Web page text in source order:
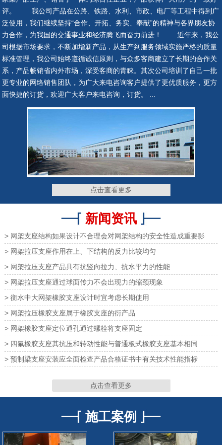
连廊支座 连廊支座
隔震支座 抗震支座
网架钢铰支座 网架钢铰支座
网架钢铰支座 网架钢铰支座
网架钢铰支座 网架钢铰支座
网架橡胶支座 网架橡胶支座
网架支座 网架支座
评。 我公司产品在公路、铁路、水利、市政、电厂等工程中得到广
泛使用，我们继续坚持“合作、开拓、务实、奉献”的精神与各界朋友协
力合作，为我国的交通事业和经济腾飞而奋力前进！ 近年来，我公
司根据市场要求，不断加增新产品，从生产到服务领域实施严格的质量
标准管理，我公司始终遵循诚信原则，与众多客商建立了长期的合作关
系，产品畅销省内外市场，深受客商的青睐。其次公司培训了自己一批
更专业的网络销售团队，为广大来电咨询客户提供了更优质服务，更方
面快捷的订货，欢迎广大客户来电咨询，订货。 ...
点击查看更多
新闻资讯
> 网架支座结构如果设计不合理会对网架结构的安全性造成重要影
> 网架拉压支座作用在上、下结构的反力比较均匀
> 网架拉压支座产品具有抗竖向拉力、抗水平力的性能
> 网架拉压支座通过球面传力不会出现力的缩颈现象
> 衡水中大网架橡胶支座设计时宜考虑长期使用
> 网架拉压橡胶支座属于橡胶支座的衍产品
> 网架橡胶支座定位通孔通过螺栓将支座固定
> 四氟橡胶支座其抗压和转动性能与普通板式橡胶支座基本相同
> 预制梁支座安装应全面检查产品合格证书中有关技术性能指标
点击查看更多
施工案例